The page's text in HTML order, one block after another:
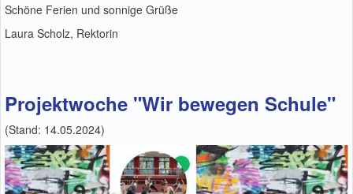
Schöne Ferien und sonnige Grüße
Laura Scholz, Rektorin
Projektwoche "Wir bewegen Schule"
(Stand: 14.05.2024)